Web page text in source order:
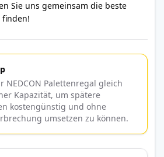
Sie uns gemeinsam die beste
finden!
NEDCON Palettenregal gleich
Kapazität, um spätere
kostengünstig und ohne
umsetzen zu können.